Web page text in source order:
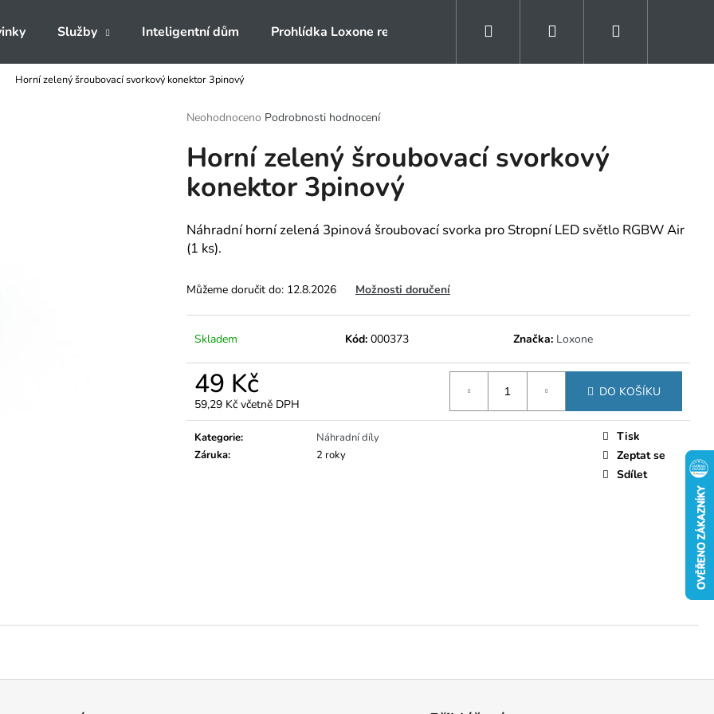
Služby Inteligentní dům Prohlídka Loxone rezidence Kontakty Naše reference
Přihlášení
Horní zelený šroubovací svorkový konektor 3pinový
Průměrné
produktu
je
0,0
z
hvězdiček.
Neohodnoceno Podrobnosti hodnocení
Horní zelený šroubovací svorkový
konektor 3pinový
Náhradní horní zelená 3pinová šroubovací svorka pro Stropní LED světlo RGBW Air
(1 ks).
Můžeme doručit do: 12.8.2026 Možnosti doručení
Skladem Kód: 000373 Značka: Loxone
49 Kč
59,29 Kč včetně DPH
Měrná
cena:
DO KOŠÍKU
Kategorie:
Náhradní díly
Záruka: 2 roky
Tisk
Zeptat se
Sdílet
Co potřebujete najít?
HLEDAT